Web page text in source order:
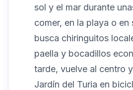
sol y el mar durante
comer, en la playa o en
busca chiringuitos
paella y bocadillos
tarde, vuelve al centro
Jardín del Turia en